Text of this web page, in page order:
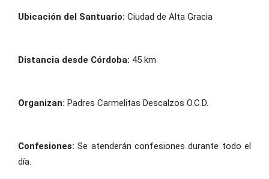
Ubicación del Santuario: Ciudad de Alta Gracia
Distancia desde Córdoba: 45 km
Organizan: Padres Carmelitas Descalzos O.C.D.
Confesiones: Se atenderán confesiones durante todo el
día.